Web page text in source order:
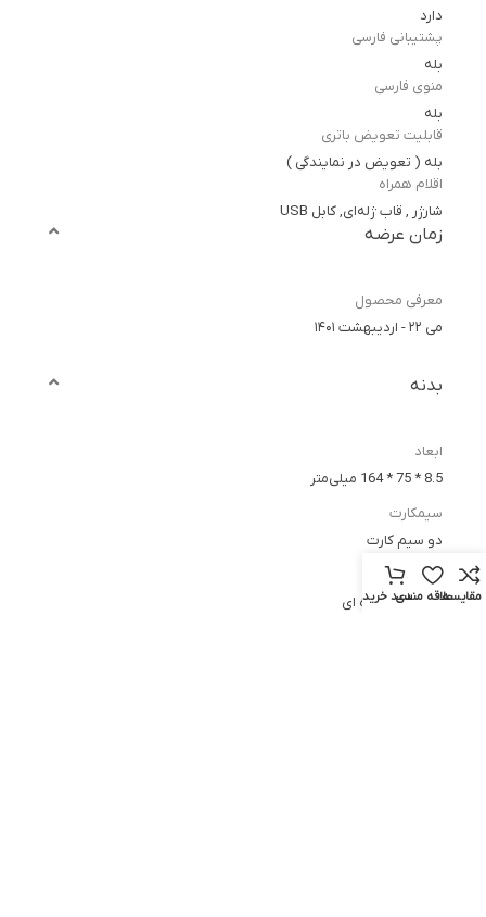
دارد
پشتیبانی فارسی
بله
منوی فارسی
بله
قابلیت تعویض باتری
بله ( تعویض در نمایندگی )
اقلام همراه
شارژر , قاب ژله‌ای, کابل USB
زمان عرضه
معرفی محصول
می ۲۲ - اردیبهشت ۱۴۰۱
بدنه
ابعاد
8.5 * 75 * 164 میلی‌متر
سیمکارت
دو سیم کارت
رنگ بندی
خاکستری, نقره ایمقایسهعلاقه مندیسبد خرید